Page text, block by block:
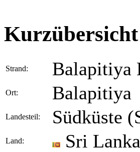
Kurzübersicht
Strand: Balapitiya
Ort: Balapitiya
Landesteil: Südküste
Land: Sri Lanka